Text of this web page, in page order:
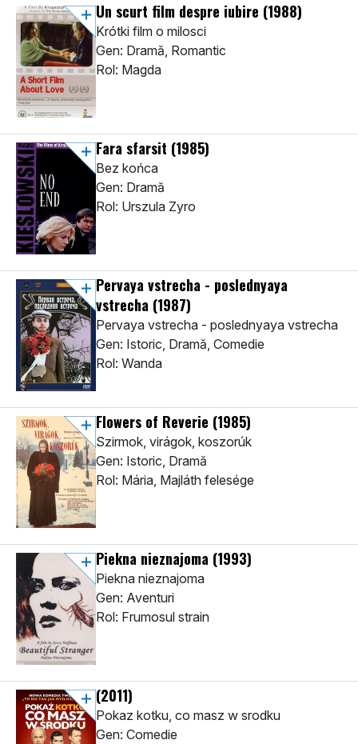
Un scurt film despre iubire (1988)
Krótki film o milosci
Gen: Dramă, Romantic
Rol: Magda
Fara sfarsit (1985)
Bez końca
Gen: Dramă
Rol: Urszula Zyro
Pervaya vstrecha - poslednyaya
vstrecha (1987)
Pervaya vstrecha - poslednyaya vstrecha
Gen: Istoric, Dramă, Comedie
Rol: Wanda
Flowers of Reverie (1985)
Szirmok, virágok, koszorúk
Gen: Istoric, Dramă
Rol: Mária, Majláth felesége
Piekna nieznajoma (1993)
Piekna nieznajoma
Gen: Aventuri
Rol: Frumosul strain
(2011)
Pokaz kotku, co masz w srodku
Gen: Comedie